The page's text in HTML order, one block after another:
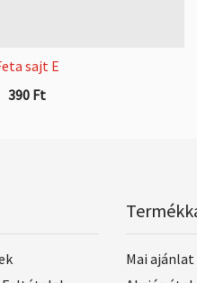
sajt E
390 Ft
Mai ajánlat